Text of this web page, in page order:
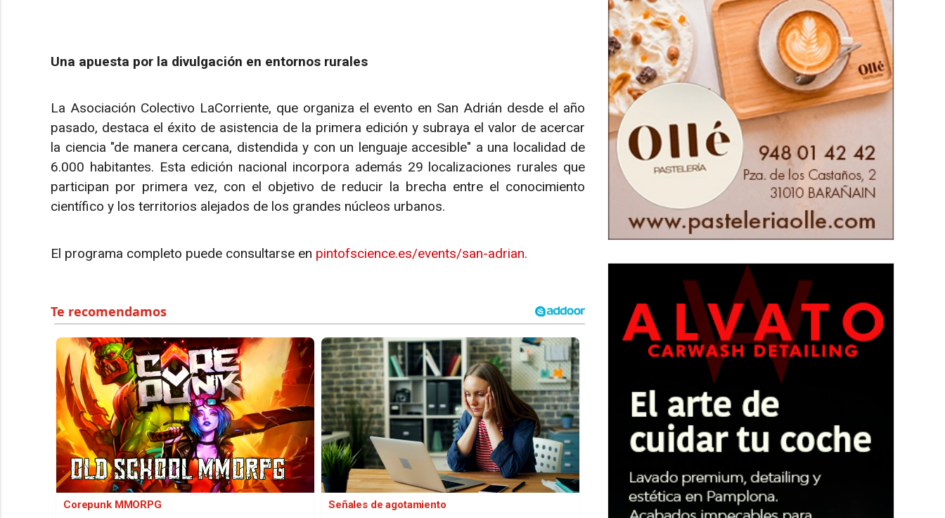
Una apuesta por la divulgación en entornos rurales
La Asociación Colectivo LaCorriente, que organiza el evento en San Adrián desde el año
pasado, destaca el éxito de asistencia de la primera edición y subraya el valor de acercar
la ciencia "de manera cercana, distendida y con un lenguaje accesible" a una localidad de
6.000 habitantes. Esta edición nacional incorpora además 29 localizaciones rurales que
participan por primera vez, con el objetivo de reducir la brecha entre el conocimiento
científico y los territorios alejados de los grandes núcleos urbanos.
El programa completo puede consultarse en pintofscience.es/events/san-adrian.
Corepunk MMORPG Señales de agotamiento